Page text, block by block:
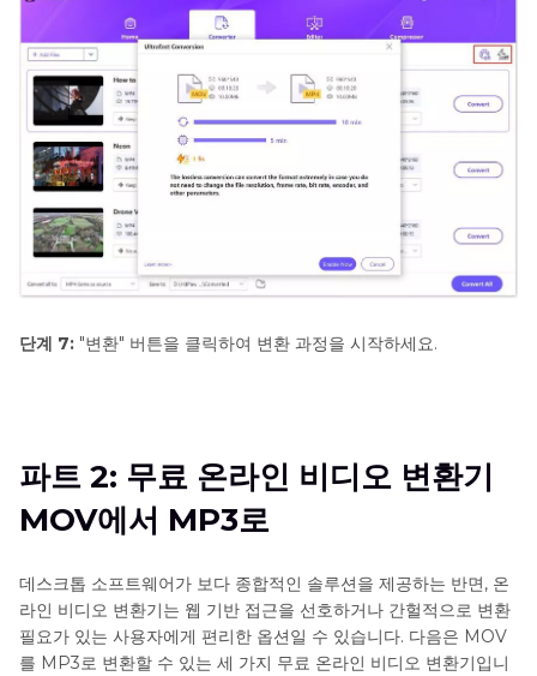
단계 7: "변환" 버튼을 클릭하여 변환 과정을 시작하세요.
파트 2: 무료 온라인 비디오 변환기
MOV에서 MP3로
데스크톱 소프트웨어가 보다 종합적인 솔루션을 제공하는 반면, 온
라인 비디오 변환기는 웹 기반 접근을 선호하거나 간헐적으로 변환
필요가 있는 사용자에게 편리한 옵션일 수 있습니다. 다음은 MOV
를 MP3로 변환할 수 있는 세 가지 무료 온라인 비디오 변환기입니